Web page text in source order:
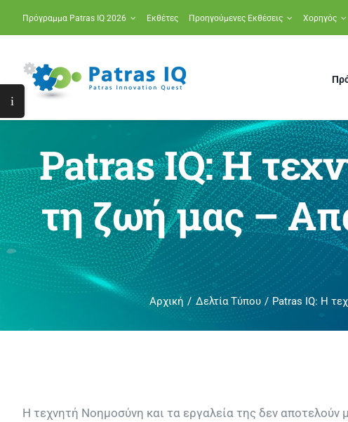
Μετάβαση
στο
περιεχόμενο
Πρόγραμμα Patras IQ 2026 Εκθέτες Προηγούμενες Εκθέσεις Χορηγός
Patras IQ: Η
τη ζωή μας –
Αρχική Δελτία Τύπου Patras IQ: Η
Η τεχνητή Νοημοσύνη και τα εργαλεία της δεν
Toggle
Sliding
Area